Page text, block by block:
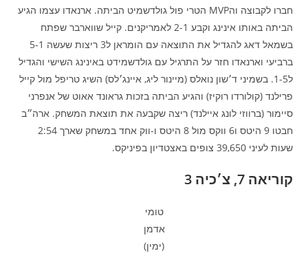
חברו לקבוצה והMVP הטרי פול גולדשמיט הביתה. ארנאדו עצמו הגיע
הביתה באותו אינינג וקבע 2-1 לאמריקנים. קייל שווארבר שפתח
בשמאל דאג להגדיל את התוצאה עם הומראן ל3 ריצות שעשה 5-1
ברביעי וארנאדו חזר על התרגיל עם גולדשמידט באינינג השישי והגדיל
ל1-5. בשמיני ד׳שון נואלס (מיינור ליג, איינג׳לס) השיג טריפל מול קייל
פרילנד (קולורדו רוקיז) והגיע הביתה בזכות גראונד אאוט של אנפרני
סיימור (ברווזי לונג איילנד) ריצה שקבעה את תוצאת המשחק. ארה״ב
חבטו 9 היטס ו6 ווקס מול 8 היטס ו-ווק אחד במשחק שארך 2:54
שעות לעיני 39,650 צופים באצטדיון בפיניקס.
קוריאה 7, צ׳כיה 3
טומי
אדמן
(ימין)